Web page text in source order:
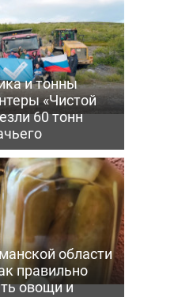
и тонны
«Чистой
60 тонн
области
правильно
овощи и